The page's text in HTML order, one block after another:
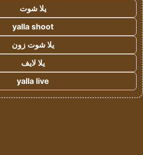
يلا شوت
yalla shoot
يلا شوت زون
يلا لايف
yalla live